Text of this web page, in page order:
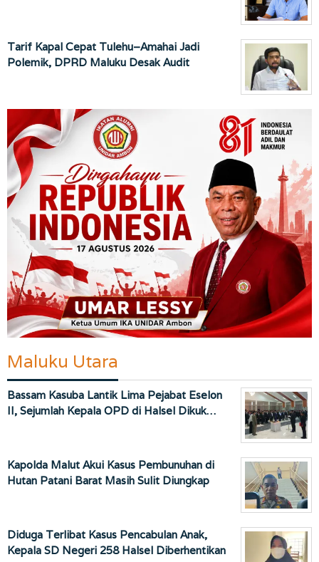
Tarif Kapal Cepat Tulehu–Amahai Jadi
Polemik, DPRD Maluku Desak Audit
Maluku Utara
Bassam Kasuba Lantik Lima Pejabat Eselon
II, Sejumlah Kepala OPD di Halsel Dikuk…
Kapolda Malut Akui Kasus Pembunuhan di
Hutan Patani Barat Masih Sulit Diungkap
Diduga Terlibat Kasus Pencabulan Anak,
Kepala SD Negeri 258 Halsel Diberhentikan